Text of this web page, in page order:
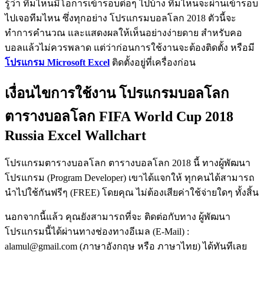
รู้ว่า ทีมไหนมีโอการเข้ารอบต่อๆ ไปบ้าง ทีมไหนจะผ่านเข้ารอบ
ไปเจอทีมไหน ซึ่งทุกอย่าง โปรแกรมบอลโลก 2018 ตัวนี้จะ
ทำการคำนวณ และแสดงผลให้เห็นอย่างง่ายดาย สำหรับคอ
บอลแล้วไม่ควรพลาด แต่ว่าก่อนการใช้งานจะต้องติดตั้ง หรือมี
โปรแกรม Microsoft Excel ติดตั้งอยู่ที่เครื่องก่อน
เงื่อนไขการใช้งาน โปรแกรมบอลโลก
ตารางบอลโลก FIFA World Cup 2018
Russia Excel Wallchart
โปรแกรมตารางบอลโลก ตารางบอลโลก 2018 นี้ ทางผู้พัฒนา
โปรแกรม (Program Developer) เขาได้แจกให้ ทุกคนได้สามารถ
นำไปใช้กันฟรีๆ (FREE) โดยคุณ ไม่ต้องเสียค่าใช้จ่ายใดๆ ทั้งสิ้น
นอกจากนี้แล้ว คุณยังสามารถที่จะ ติดต่อกับทาง ผู้พัฒนา
โปรแกรมนี้ได้ผ่านทางช่องทางอีเมล (E-Mail) :
alamul@gmail.com (ภาษาอังกฤษ หรือ ภาษาไทย) ได้ทันทีเลย